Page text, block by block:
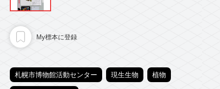
My標本に登録
札幌市博物館活動センター 現生生物 植物